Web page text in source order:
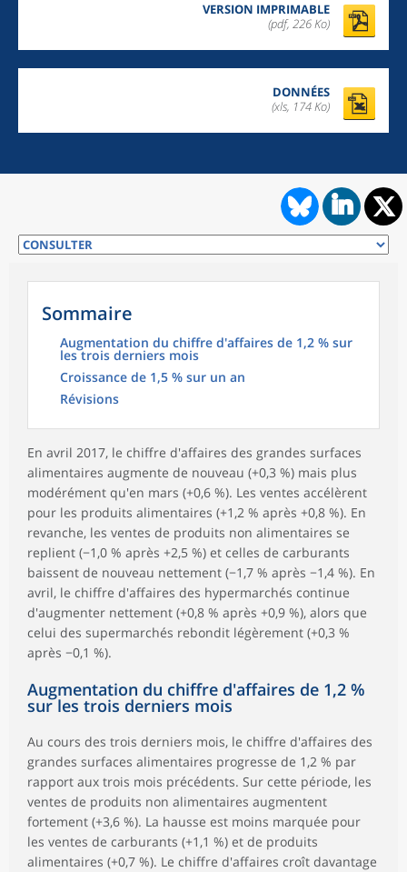
VERSION IMPRIMABLE
(pdf, 226 Ko)
DONNÉES
(xls, 174 Ko)
Sommaire
Augmentation du chiffre d'affaires de 1,2 % sur
les trois derniers mois
Croissance de 1,5 % sur un an
Révisions
En avril 2017, le chiffre d'affaires des grandes surfaces
alimentaires augmente de nouveau (+0,3 %) mais plus
modérément qu'en mars (+0,6 %). Les ventes accélèrent
pour les produits alimentaires (+1,2 % après +0,8 %). En
revanche, les ventes de produits non alimentaires se
replient (−1,0 % après +2,5 %) et celles de carburants
baissent de nouveau nettement (−1,7 % après −1,4 %). En
avril, le chiffre d'affaires des hypermarchés continue
d'augmenter nettement (+0,8 % après +0,9 %), alors que
celui des supermarchés rebondit légèrement (+0,3 %
après −0,1 %).
Augmentation du chiffre d'affaires de 1,2 %
sur les trois derniers mois
Au cours des trois derniers mois, le chiffre d'affaires des
grandes surfaces alimentaires progresse de 1,2 % par
rapport aux trois mois précédents. Sur cette période, les
ventes de produits non alimentaires augmentent
fortement (+3,6 %). La hausse est moins marquée pour
les ventes de carburants (+1,1 %) et de produits
alimentaires (+0,7 %). Le chiffre d'affaires croît davantage